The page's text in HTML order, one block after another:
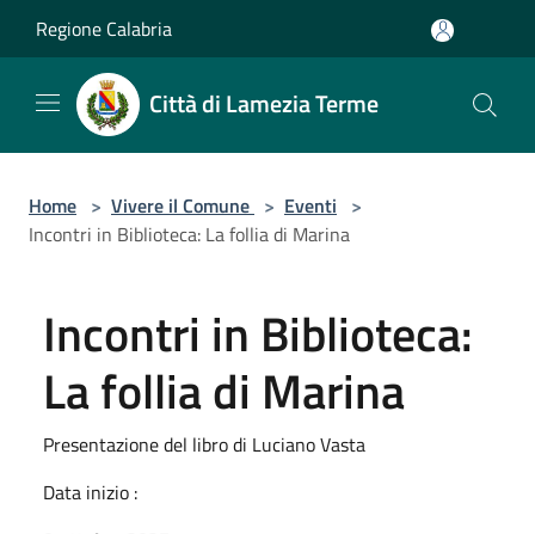
Regione Calabria
Città di Lamezia Terme
Home > Vivere il Comune > Eventi >
Incontri in Biblioteca: La follia di Marina
Incontri in Biblioteca:
La follia di Marina
Presentazione del libro di Luciano Vasta
Data inizio :